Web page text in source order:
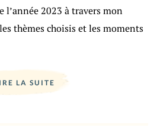
l’année 2023 à travers mon
thèmes choisis et les moments
LA SUITE